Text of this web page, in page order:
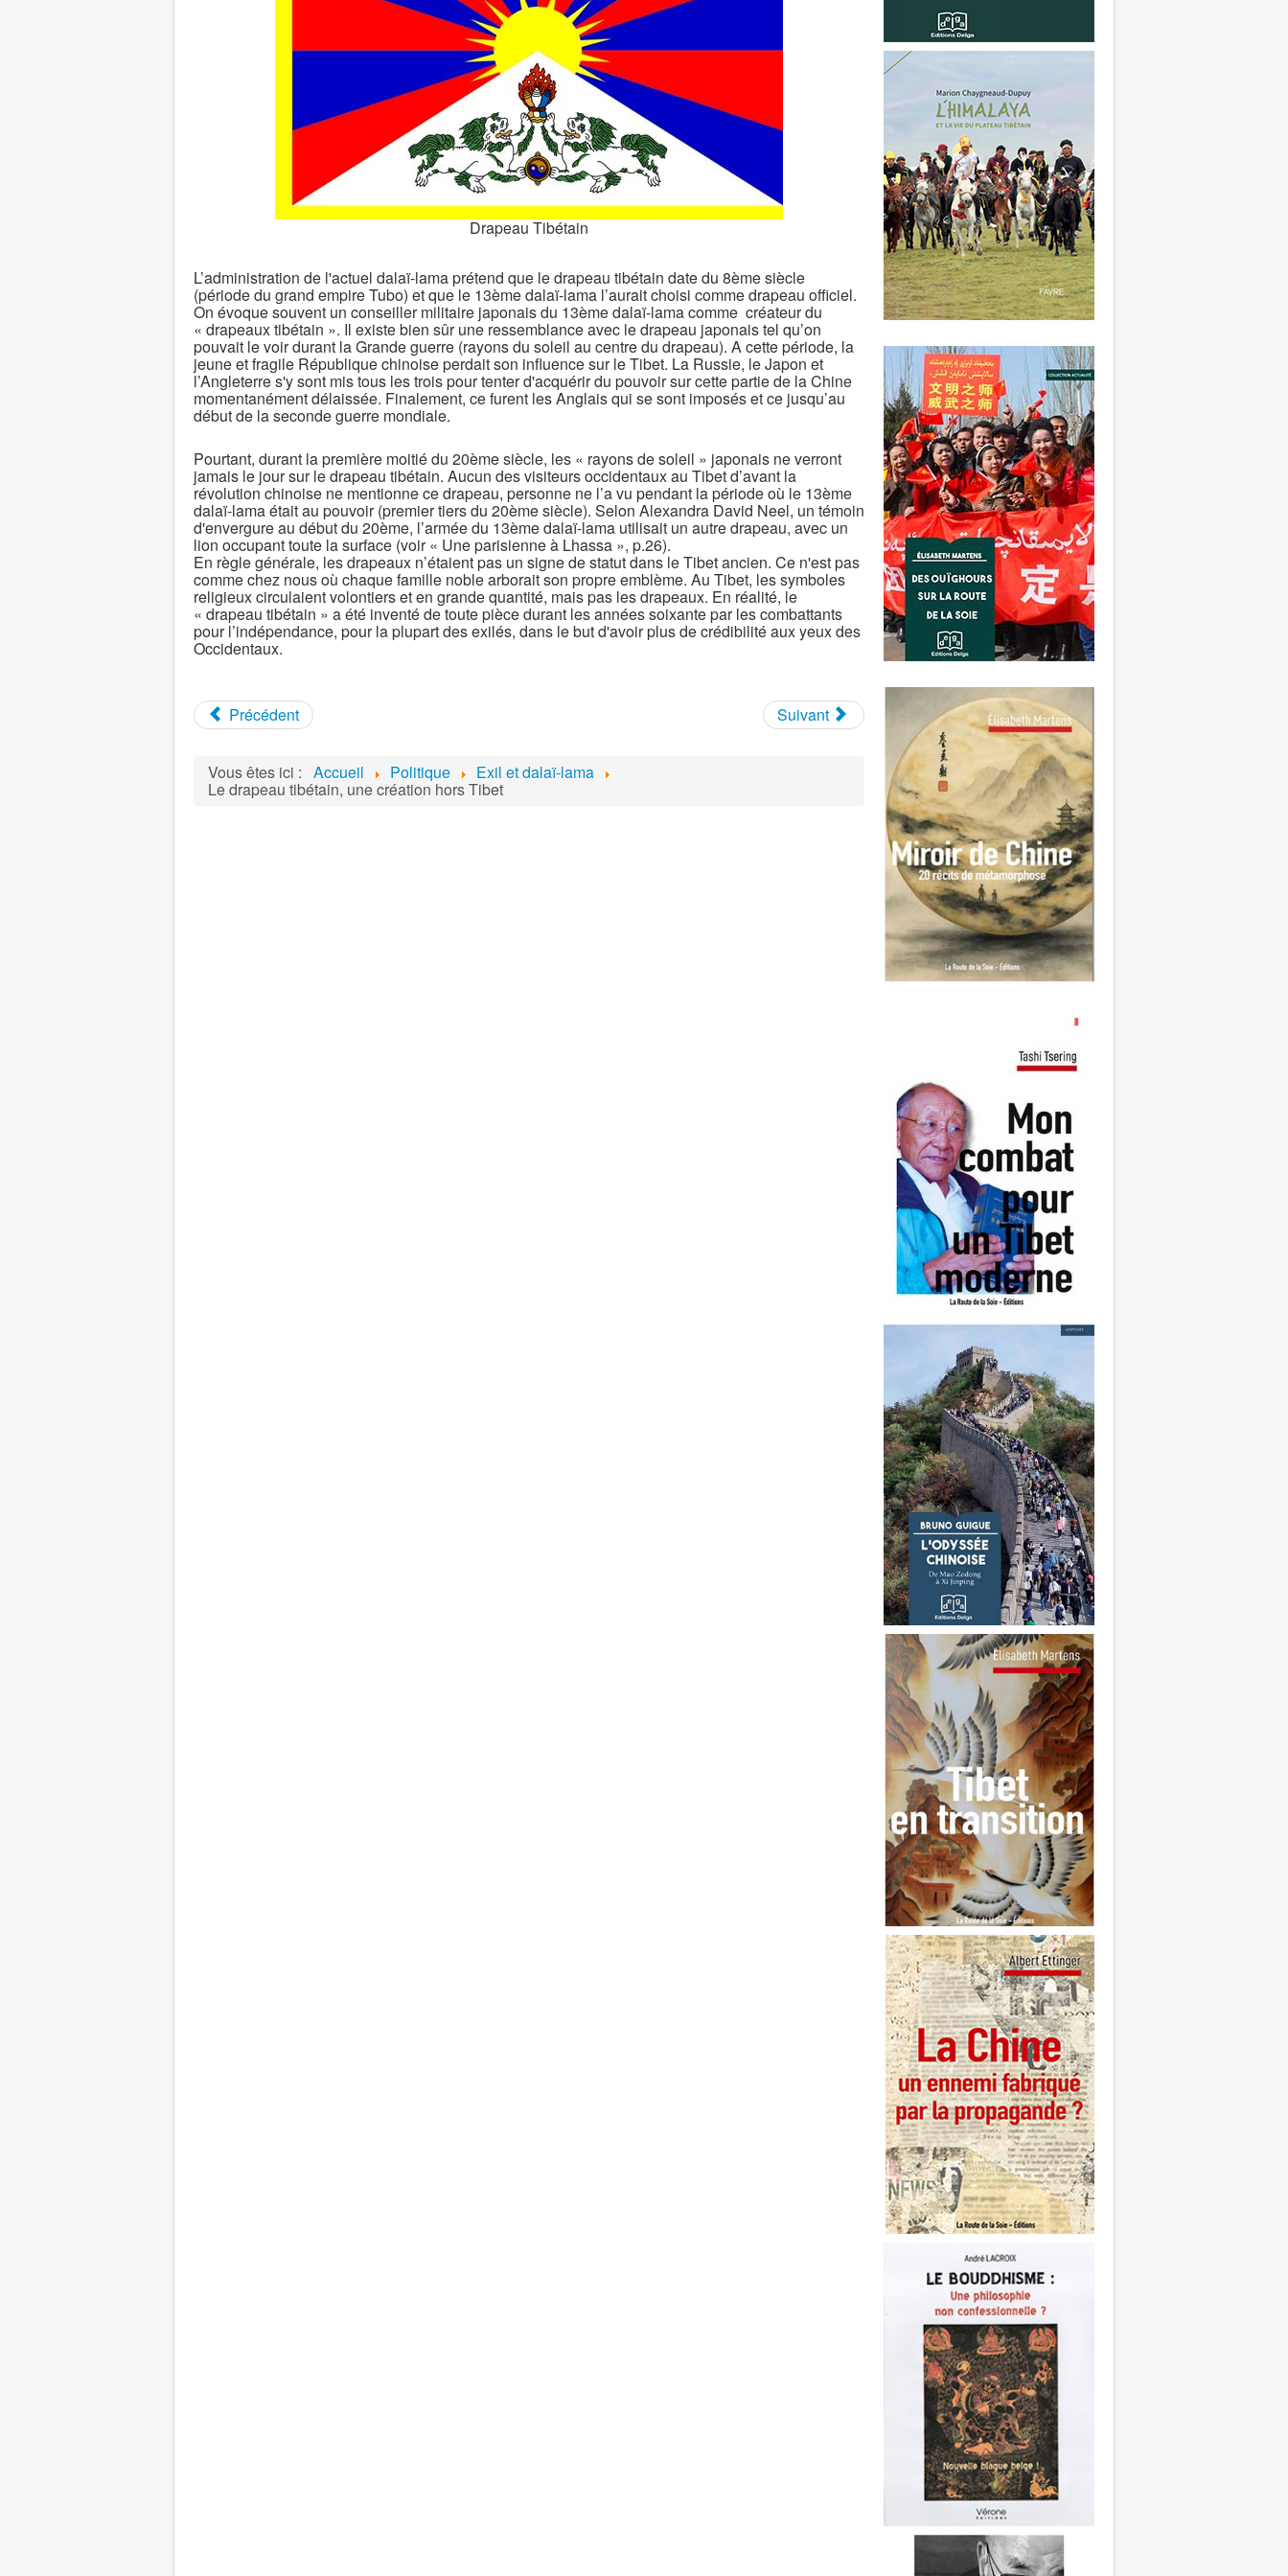
Drapeau Tibétain
L’administration de l'actuel dalaï-lama prétend que le drapeau tibétain date du 8ème siècle
(période du grand empire Tubo) et que le 13ème dalaï-lama l’aurait choisi comme drapeau officiel.
On évoque souvent un conseiller militaire japonais du 13ème dalaï-lama comme créateur du
« drapeaux tibétain ». Il existe bien sûr une ressemblance avec le drapeau japonais tel qu’on
pouvait le voir durant la Grande guerre (rayons du soleil au centre du drapeau). A cette période, la
jeune et fragile République chinoise perdait son influence sur le Tibet. La Russie, le Japon et
l’Angleterre s'y sont mis tous les trois pour tenter d'acquérir du pouvoir sur cette partie de la Chine
momentanément délaissée. Finalement, ce furent les Anglais qui se sont imposés et ce jusqu’au
début de la seconde guerre mondiale.
Pourtant, durant la première moitié du 20ème siècle, les « rayons de soleil » japonais ne verront
jamais le jour sur le drapeau tibétain. Aucun des visiteurs occidentaux au Tibet d’avant la
révolution chinoise ne mentionne ce drapeau, personne ne l’a vu pendant la période où le 13ème
dalaï-lama était au pouvoir (premier tiers du 20ème siècle). Selon Alexandra David Neel, un témoin
d'envergure au début du 20ème, l’armée du 13ème dalaï-lama utilisait un autre drapeau, avec un
lion occupant toute la surface (voir « Une parisienne à Lhassa », p.26).
En règle générale, les drapeaux n’étaient pas un signe de statut dans le Tibet ancien. Ce n'est pas
comme chez nous où chaque famille noble arborait son propre emblème. Au Tibet, les symboles
religieux circulaient volontiers et en grande quantité, mais pas les drapeaux. En réalité, le
« drapeau tibétain » a été inventé de toute pièce durant les années soixante par les combattants
pour l’indépendance, pour la plupart des exilés, dans le but d'avoir plus de crédibilité aux yeux des
Occidentaux.
Précédent Suivant
Vous êtes ici : Accueil Politique Exil et dalaï-lama
Le drapeau tibétain, une création hors Tibet